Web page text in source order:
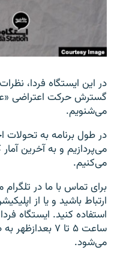
در این ایستگاه فردا،
گسترش حرکت اعتراضی
می‌شنویم.
در طول برنامه به تحولات
می‌پردازیم و به آخرین
می‌کنیم.
استفاده کنید. ایستگاه
ساعت ۵ تا ۷
می‌شود.